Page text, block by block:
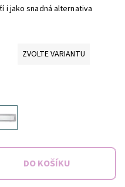
i jako snadná alternativa
ZVOLTE VARIANTU